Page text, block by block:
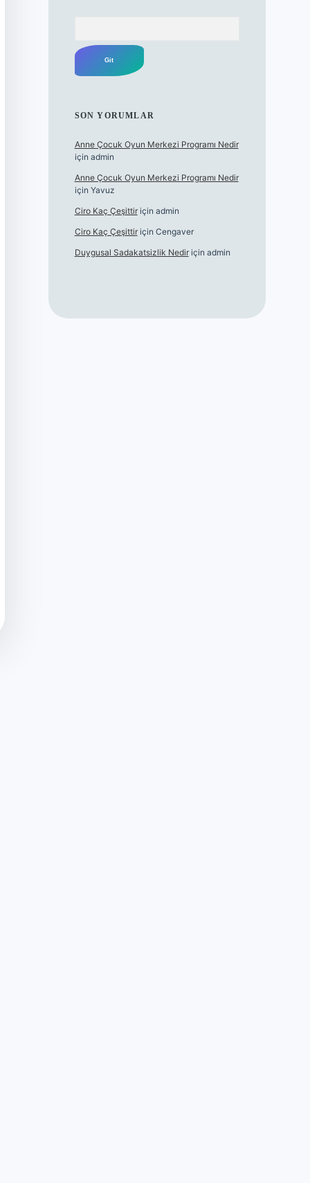
SON YORUMLAR
Anne Çocuk Oyun Merkezi Programı Nedir
için admin
Anne Çocuk Oyun Merkezi Programı Nedir
için Yavuz
Ciro Kaç Çeşittiriçin admin
Ciro Kaç Çeşittiriçin Cengaver
Duygusal Sadakatsizlik Nediriçin admin